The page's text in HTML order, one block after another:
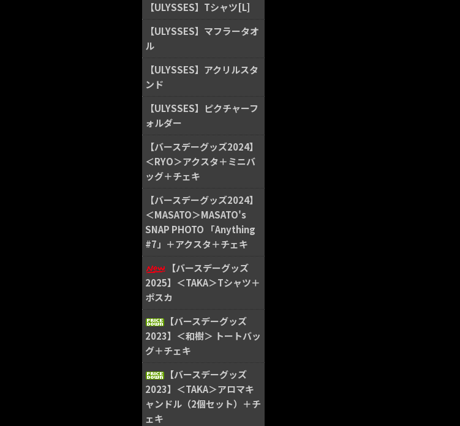
【ULYSSES】Tシャツ[L]
【ULYSSES】マフラータオ
ル
【ULYSSES】アクリルスタ
ンド
【ULYSSES】ピクチャーフ
ォルダー
【バースデーグッズ2024】
＜RYO＞アクスタ＋ミニバ
ッグ＋チェキ
【バースデーグッズ2024】
＜MASATO＞MASATO's
SNAP PHOTO 「Anything
#7」＋アクスタ＋チェキ
【バースデーグッズ
2025】＜TAKA＞Tシャツ＋
ポスカ
【バースデーグッズ
2023】＜和樹＞ トートバッ
グ＋チェキ
【バースデーグッズ
2023】＜TAKA＞アロマキ
ャンドル（2個セット）＋チ
ェキ